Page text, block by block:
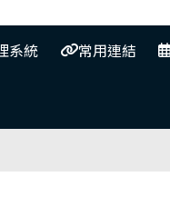
系統 常用連結